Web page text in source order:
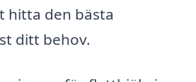
hitta den bästa
ditt behov.